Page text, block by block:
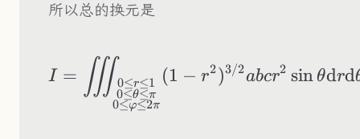
所以总的换元是
\begin{aligned}
I = ∭ 0≤r≤1
0≤θ≤π
0≤φ≤2π
(1 − r2)3/2abcr2 sinθdrd